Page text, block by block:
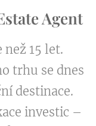
Agent
než 15 let.
trhu se dnes
destinace.
investic –